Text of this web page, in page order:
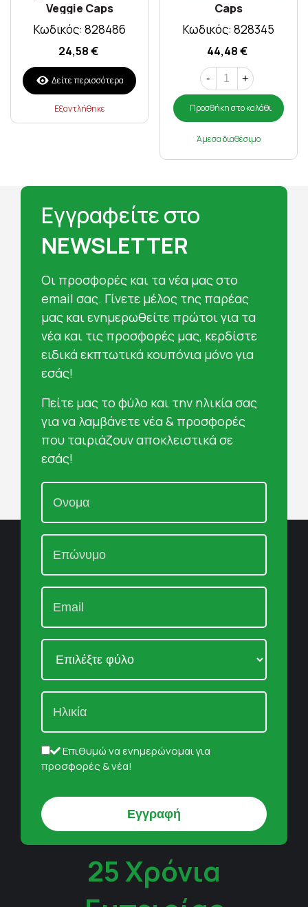
Veggie Caps
Κωδικός: 828486
24,58 €
Δείτε περισσότερα
Εξαντλήθηκε
Caps
Κωδικός: 828345
44,48 €
- +
Προσθήκη στο καλάθι
Άμεσα διαθέσιμο
Εγγραφείτε στο
NEWSLETTER
Oι προσφορές και τα νέα μας στο
email σας. Γίνετε μέλος της παρέας
μας και ενημερωθείτε πρώτοι για τα
νέα και τις προσφορές μας, κερδίστε
ειδικά εκπτωτικά κουπόνια μόνο για
εσάς!
Πείτε μας το φύλο και την ηλικία σας
για να λαμβάνετε νέα & προσφορές
που ταιριάζουν αποκλειστικά σε
εσάς!
Επιθυμώ να ενημερώνομαι για
προσφορές & νέα!
25 Χρόνια